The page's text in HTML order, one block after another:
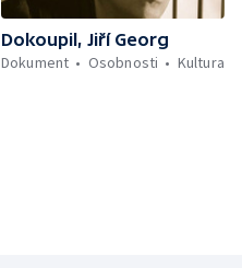
Dokoupil, Jiří Georg
Dokument
Osobnosti Kultura